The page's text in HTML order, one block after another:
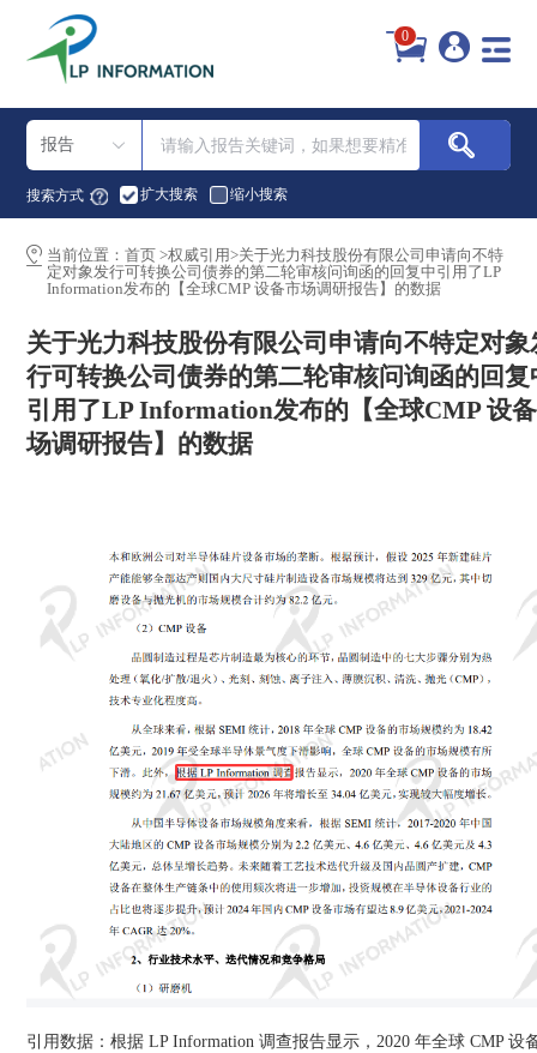
0
报告
搜索方式： 扩大搜索 缩小搜索
当前位置：首页>权威引用>关于光力科技股份有限公司申请向不特
定对象发行可转换公司债券的第二轮审核问询函的回复中引用了LP
Information发布的【全球CMP 设备市场调研报告】的数据
关于光力科技股份有限公司申请向不特定对象
行可转换公司债券的第二轮审核问询函的回复
引用了LP Information发布的【全球CMP 设
场调研报告】的数据
引用数据：根据 LP Information 调查报告显示，2020 年全球 CMP 设